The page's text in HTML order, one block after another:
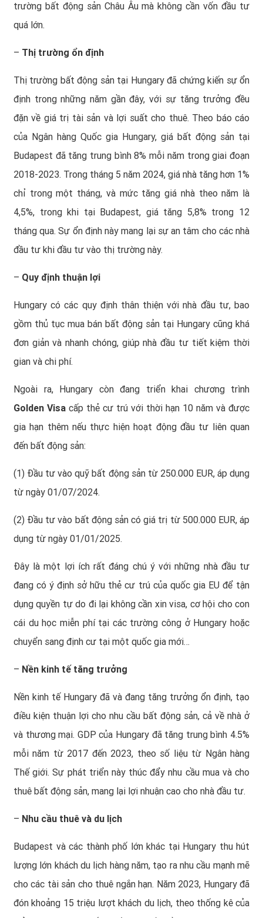
trường bất động sản Châu Âu mà không cần vốn đầu tư
quá lớn.
– Thị trường ổn định
Thị trường bất động sản tại Hungary đã chứng kiến sự ổn
định trong những năm gần đây, với sự tăng trưởng đều
đặn về giá trị tài sản và lợi suất cho thuê. Theo báo cáo
của Ngân hàng Quốc gia Hungary, giá bất động sản tại
Budapest đã tăng trung bình 8% mỗi năm trong giai đoạn
2018-2023. Trong tháng 5 năm 2024, giá nhà tăng hơn 1%
chỉ trong một tháng, và mức tăng giá nhà theo năm là
4,5%, trong khi tại Budapest, giá tăng 5,8% trong 12
tháng qua. Sự ổn định này mang lại sự an tâm cho các nhà
đầu tư khi đầu tư vào thị trường này.
– Quy định thuận lợi
Hungary có các quy định thân thiện với nhà đầu tư, bao
gồm thủ tục mua bán bất động sản tại Hungary cũng khá
đơn giản và nhanh chóng, giúp nhà đầu tư tiết kiệm thời
gian và chi phí.
Ngoài ra, Hungary còn đang triển khai chương trình
Golden Visa cấp thẻ cư trú với thời hạn 10 năm và được
gia hạn thêm nếu thực hiện hoạt động đầu tư liên quan
đến bất động sản:
(1) Đầu tư vào quỹ bất động sản từ 250.000 EUR, áp dụng
từ ngày 01/07/2024.
(2) Đầu tư vào bất động sản có giá trị từ 500.000 EUR, áp
dụng từ ngày 01/01/2025.
Đây là một lợi ích rất đáng chú ý với những nhà đầu tư
đang có ý định sở hữu thẻ cư trú của quốc gia EU để tận
dụng quyền tự do đi lại không cần xin visa, cơ hội cho con
cái du học miễn phí tại các trường công ở Hungary hoặc
chuyển sang định cư tại một quốc gia mới…
– Nền kinh tế tăng trưởng
Nền kinh tế Hungary đã và đang tăng trưởng ổn định, tạo
điều kiện thuận lợi cho nhu cầu bất động sản, cả về nhà ở
và thương mại. GDP của Hungary đã tăng trung bình 4.5%
mỗi năm từ 2017 đến 2023, theo số liệu từ Ngân hàng
Thế giới. Sự phát triển này thúc đẩy nhu cầu mua và cho
thuê bất động sản, mang lại lợi nhuận cao cho nhà đầu tư.
– Nhu cầu thuê và du lịch
Budapest và các thành phố lớn khác tại Hungary thu hút
lượng lớn khách du lịch hàng năm, tạo ra nhu cầu mạnh mẽ
cho các tài sản cho thuê ngắn hạn. Năm 2023, Hungary đã
đón khoảng 15 triệu lượt khách du lịch, theo thống kê của